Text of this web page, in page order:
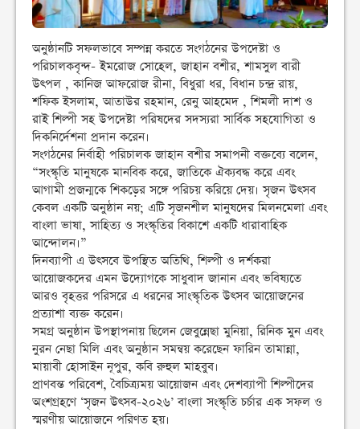
অনুষ্ঠানটি সফলভাবে সম্পন্ন করতে সংগঠনের উপদেষ্টা ও
পরিচালকবৃন্দ- ইমরোজ সোহেল, জাহান বশীর, শামসুল বারী
উৎপল , কানিজ আফরোজ রীনা, বিধুরা ধর, বিধান চন্দ্র রায়,
শফিক ইসলাম, আতাউর রহমান, রেনু আহমেদ , শিমলী দাশ ও
রাই শিল্পী সহ উপদেষ্টা পরিষদের সদস্যরা সার্বিক সহযোগিতা ও
দিকনির্দেশনা প্রদান করেন।
সংগঠনের নির্বাহী পরিচালক জাহান বশীর সমাপনী বক্তব্যে বলেন,
“সংস্কৃতি মানুষকে মানবিক করে, জাতিকে ঐক্যবদ্ধ করে এবং
আগামী প্রজন্মকে শিকড়ের সঙ্গে পরিচয় করিয়ে দেয়। সৃজন উৎসব
কেবল একটি অনুষ্ঠান নয়; এটি সৃজনশীল মানুষদের মিলনমেলা এবং
বাংলা ভাষা, সাহিত্য ও সংস্কৃতির বিকাশে একটি ধারাবাহিক
আন্দোলন।”
দিনব্যাপী এ উৎসবে উপস্থিত অতিথি, শিল্পী ও দর্শকরা
আয়োজকদের এমন উদ্যোগকে সাধুবাদ জানান এবং ভবিষ্যতে
আরও বৃহত্তর পরিসরে এ ধরনের সাংস্কৃতিক উৎসব আয়োজনের
প্রত্যাশা ব্যক্ত করেন।
সমগ্র অনুষ্ঠান উপস্থাপনায় ছিলেন জেবুন্নেছা মুনিয়া, রিনিক মুন এবং
নুরন নেছা মিলি এবং অনুষ্ঠান সমন্বয় করেছেন ফারিন তামান্না,
মায়াবী হোসাইন নূপুর, কবি রুহুল মাহবুব।
প্রাণবন্ত পরিবেশ, বৈচিত্র্যময় আয়োজন এবং দেশব্যাপী শিল্পীদের
অংশগ্রহণে ‘সৃজন উৎসব-২০২৬’ বাংলা সংস্কৃতি চর্চার এক সফল ও
স্মরণীয় আয়োজনে পরিণত হয়।